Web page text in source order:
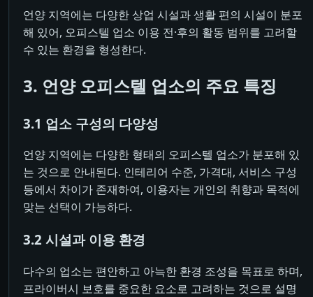
언양 지역에는 다양한 상업 시설과 생활 편의 시설이 분포
해 있어, 오피스텔 업소 이용 전·후의 활동 범위를 고려할
수 있는 환경을 형성한다.
3. 언양 오피스텔 업소의 주요 특징
3.1 업소 구성의 다양성
언양 지역에는 다양한 형태의 오피스텔 업소가 분포해 있
는 것으로 안내된다. 인테리어 수준, 가격대, 서비스 구성
등에서 차이가 존재하여, 이용자는 개인의 취향과 목적에
맞는 선택이 가능하다.
3.2 시설과 이용 환경
다수의 업소는 편안하고 아늑한 환경 조성을 목표로 하며,
프라이버시 보호를 중요한 요소로 고려하는 것으로 설명